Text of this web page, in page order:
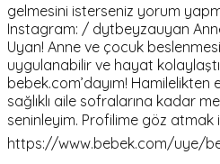
gelmesini isterseniz yorum
Instagram: / dytbeyzauyan
Uyan! Anne ve çocuk
uygulanabilir ve hayat
bebek.com’dayım! Hamilelikten
sağlıklı aile sofralarına kadar
seninleyim. Profilime göz atmak
https://www.bebek.com/uye/